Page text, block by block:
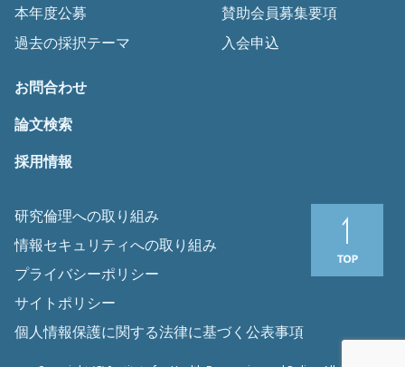
本年度公募
過去の採択テーマ
賛助会員募集要項
入会申込
お問合わせ
論文検索
採用情報
研究倫理への取り組み
情報セキュリティへの取り組み
プライバシーポリシー
サイトポリシー
個人情報保護に関する法律に基づく公表事項